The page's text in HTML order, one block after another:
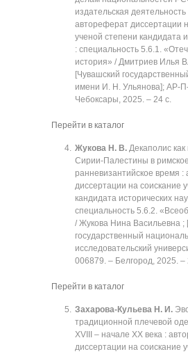
издательская деятельность
автореферат диссертации
ученой степени кандидата
: специальность 5.6.1.
история» / Дмитриев Илья
[Чувашский
имени И. Н. Ульянова]; АР-
Чебоксары, 2025. ‒ 24 с.
Перейти в каталог
Жукова Н. В. Декаполис как
Сирии-Палестины в
ранневизантийское время
диссертации на соискание
кандидата исторических
специальность 5.6.2.
/ Жукова Нина Васильевна ;
государственный
исследовательский
006879. ‒ Белгород, 2025. ‒
Перейти в каталог
Захарова-Кульева Н. И.
традиционной плечевой
XVIII ‒ начале XX века :
диссертации на соискание